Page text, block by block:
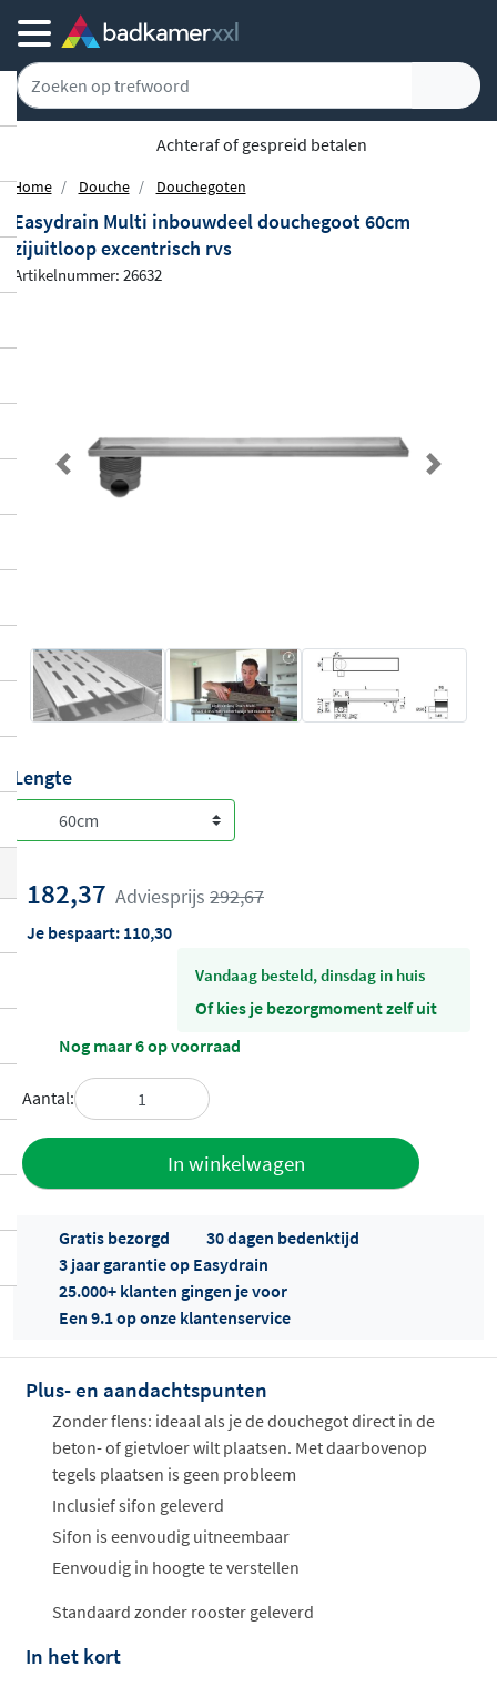
Achteraf of gespreid betalen
Home Douche Douchegoten
Easydrain Multi inbouwdeel douchegoot 60cm
zijuitloop excentrisch rvs
Artikelnummer: 26632
Previous Next
Lengte
182,37 Adviesprijs 292,67
Je bespaart: 110,30
vandaag besteld, dinsdag in huis
Of kies je bezorgmoment zelf uit
Nog maar 6 op voorraad
Aantal:
In winkelwagen
Offertes
ophalen...
Gratis bezorgd
30 dagen bedenktijd
3 jaar garantie op Easydrain
25.000+ klanten gingen je voor
Een 9.1 op onze klantenservice
Plus- en aandachtspunten
Zonder flens: ideaal als je de douchegot direct in de
beton- of gietvloer wilt plaatsen. Met daarbovenop
tegels plaatsen is geen probleem
Inclusief sifon geleverd
Sifon is eenvoudig uitneembaar
Eenvoudig in hoogte te verstellen
Standaard zonder rooster geleverd
In het kort